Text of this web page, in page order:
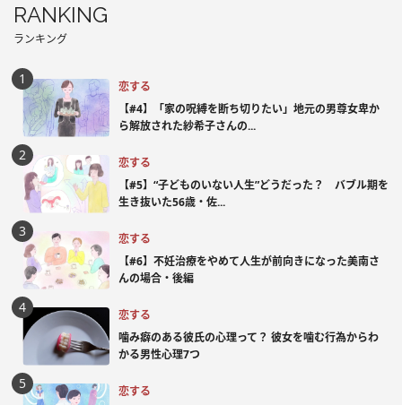
RANKING
ランキング
恋する
【#4】「家の呪縛を断ち切りたい」地元の男尊女卑か
ら解放された紗希子さんの...
恋する
【#5】“子どものいない人生”どうだった？ バブル期を
生き抜いた56歳・佐...
恋する
【#6】不妊治療をやめて人生が前向きになった美南さ
んの場合・後編
恋する
噛み癖のある彼氏の心理って？ 彼女を噛む行為からわ
かる男性心理7つ
恋する